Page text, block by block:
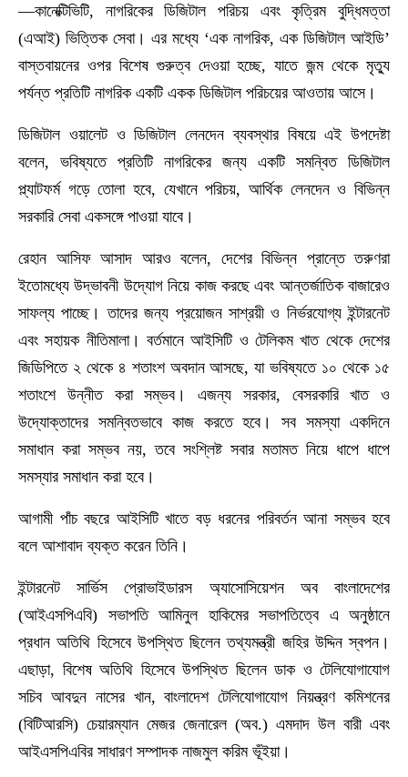
—কানেক্টিভিটি, নাগরিকের ডিজিটাল পরিচয় এবং কৃত্রিম বুদ্ধিমত্তা
(এআই) ভিত্তিক সেবা। এর মধ্যে ‘এক নাগরিক, এক ডিজিটাল আইডি’
বাস্তবায়নের ওপর বিশেষ গুরুত্ব দেওয়া হচ্ছে, যাতে জন্ম থেকে মৃত্যু
পর্যন্ত প্রতিটি নাগরিক একটি একক ডিজিটাল পরিচয়ের আওতায় আসে।
ডিজিটাল ওয়ালেট ও ডিজিটাল লেনদেন ব্যবস্থার বিষয়ে এই উপদেষ্টা
বলেন, ভবিষ্যতে প্রতিটি নাগরিকের জন্য একটি সমন্বিত ডিজিটাল
প্ল্যাটফর্ম গড়ে তোলা হবে, যেখানে পরিচয়, আর্থিক লেনদেন ও বিভিন্ন
সরকারি সেবা একসঙ্গে পাওয়া যাবে।
রেহান আসিফ আসাদ আরও বলেন, দেশের বিভিন্ন প্রান্তে তরুণরা
ইতোমধ্যে উদ্ভাবনী উদ্যোগ নিয়ে কাজ করছে এবং আন্তর্জাতিক বাজারেও
সাফল্য পাচ্ছে। তাদের জন্য প্রয়োজন সাশ্রয়ী ও নির্ভরযোগ্য ইন্টারনেট
এবং সহায়ক নীতিমালা। বর্তমানে আইসিটি ও টেলিকম খাত থেকে দেশের
জিডিপিতে ২ থেকে ৪ শতাংশ অবদান আসছে, যা ভবিষ্যতে ১০ থেকে ১৫
শতাংশে উন্নীত করা সম্ভব। এজন্য সরকার, বেসরকারি খাত ও
উদ্যোক্তাদের সমন্বিতভাবে কাজ করতে হবে। সব সমস্যা একদিনে
সমাধান করা সম্ভব নয়, তবে সংশ্লিষ্ট সবার মতামত নিয়ে ধাপে ধাপে
সমস্যার সমাধান করা হবে।
আগামী পাঁচ বছরে আইসিটি খাতে বড় ধরনের পরিবর্তন আনা সম্ভব হবে
বলে আশাবাদ ব্যক্ত করেন তিনি।
ইন্টারনেট সার্ভিস প্রোভাইডারস অ্যাসোসিয়েশন অব বাংলাদেশের
(আইএসপিএবি) সভাপতি আমিনুল হাকিমের সভাপতিত্বে এ অনুষ্ঠানে
প্রধান অতিথি হিসেবে উপস্থিত ছিলেন তথ্যমন্ত্রী জহির উদ্দিন স্বপন।
এছাড়া, বিশেষ অতিথি হিসেবে উপস্থিত ছিলেন ডাক ও টেলিযোগাযোগ
সচিব আবদুন নাসের খান, বাংলাদেশ টেলিযোগাযোগ নিয়ন্ত্রণ কমিশনের
(বিটিআরসি) চেয়ারম্যান মেজর জেনারেল (অব.) এমদাদ উল বারী এবং
আইএসপিএবির সাধারণ সম্পাদক নাজমুল করিম ভূঁইয়া।